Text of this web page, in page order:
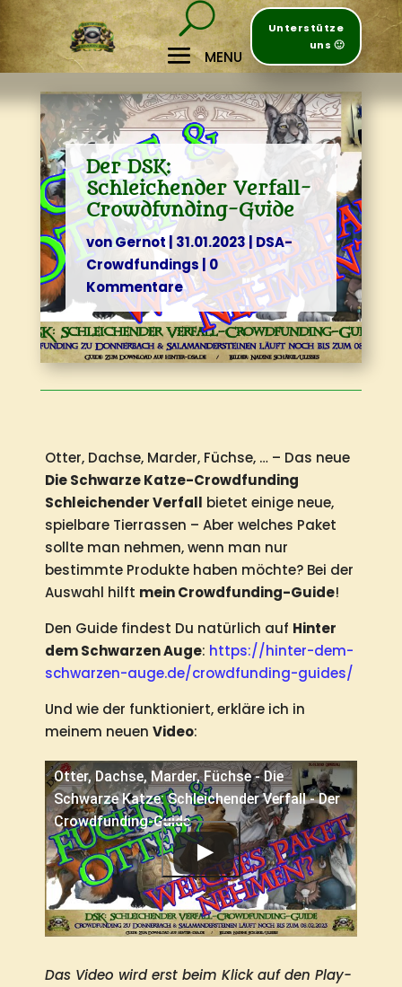
Unterstütze
uns 🙂
Der DSK:
Schleichender Verfall-
Crowdfunding-Guide
vonGernot| 31.01.2023|DSA-
Crowdfundings|0
Kommentare
Otter, Dachse, Marder, Füchse, … – Das neue
Die Schwarze Katze-Crowdfunding
Schleichender Verfall bietet einige neue,
spielbare Tierrassen – Aber welches Paket
sollte man nehmen, wenn man nur
bestimmte Produkte haben möchte? Bei der
Auswahl hilft mein Crowdfunding-Guide!
Den Guide findest Du natürlich auf Hinter
dem Schwarzen Auge: https://hinter-dem-
schwarzen-auge.de/crowdfunding-guides/
Und wie der funktioniert, erkläre ich in
meinem neuen Video:
Otter, Dachse, Marder, Füchse - Die
Schwarze Katze: Schleichender Verfall - Der
Crowdfunding-Guide
Das Video wird erst beim Klick auf den Play-